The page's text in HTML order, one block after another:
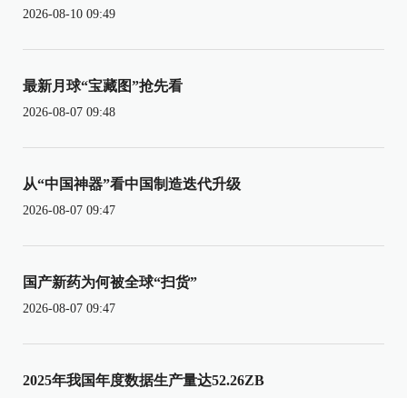
2026-08-10 09:49
最新月球“宝藏图”抢先看
2026-08-07 09:48
从“中国神器”看中国制造迭代升级
2026-08-07 09:47
国产新药为何被全球“扫货”
2026-08-07 09:47
2025年我国年度数据生产量达52.26ZB